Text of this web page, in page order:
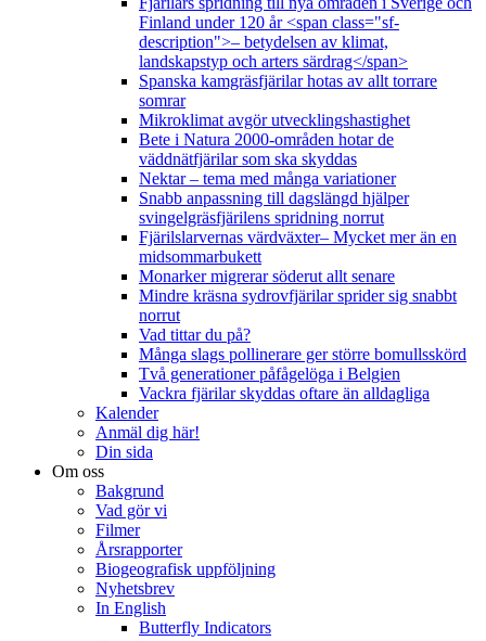
Finland under 120 år <span class="sf-
description">– betydelsen av klimat,
landskapstyp och arters särdrag</span>
Spanska kamgräsfjärilar hotas av allt torrare
somrar
Mikroklimat avgör utvecklingshastighet
Bete i Natura 2000-områden hotar de
väddnätfjärilar som ska skyddas
Nektar – tema med många variationer
Snabb anpassning till dagslängd hjälper
svingelgräsfjärilens spridning norrut
Fjärilslarvernas värdväxter– Mycket mer än en
midsommarbukett
Monarker migrerar söderut allt senare
Mindre kräsna sydrovfjärilar sprider sig snabbt
norrut
Vad tittar du på?
Många slags pollinerare ger större bomullsskörd
Två generationer påfågelöga i Belgien
Vackra fjärilar skyddas oftare än alldagliga
Kalender
Anmäl dig här!
Din sida
Om oss
Bakgrund
Vad gör vi
Filmer
Årsrapporter
Biogeografisk uppföljning
Nyhetsbrev
In English
Butterfly Indicators